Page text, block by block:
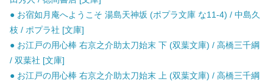
● お宿如月庵へようこそ 湯島天神坂 (ポプラ文庫 な11-4) / 中島久
枝 / ポプラ社 [文庫]
● お江戸の用心棒 右京之介助太刀始末 下 (双葉文庫) / 高橋三千綱
/ 双葉社 [文庫]
● お江戸の用心棒 右京之介助太刀始末 上 (双葉文庫) / 高橋三千綱